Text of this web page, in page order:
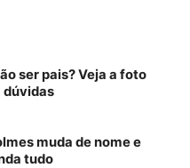
ser pais? Veja a foto
dúvidas
muda de nome e
tudo